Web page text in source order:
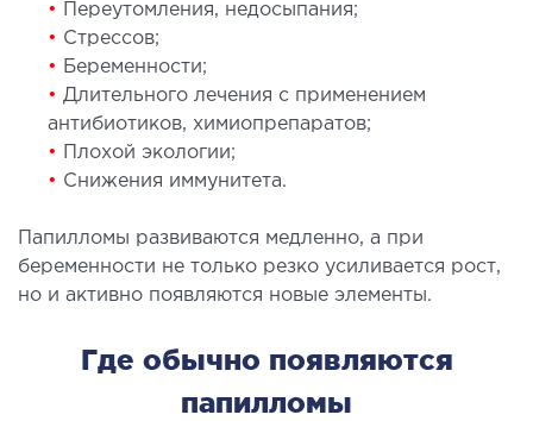
И ДЕРМАТОЛОГИЯ
косметология
косметология
эпиляция
ЗАБОЛЕВАНИЙ ПЕЧЕНИ И
•
Переутомления, недосыпания;
• Стрессов;
• Беременности;
• Длительного лечения с применением
антибиотиков, химиопрепаратов;
•
Плохой экологии;
• Снижения иммунитета.
Папилломы развиваются медленно, а при
беременности не только резко усиливается рост,
но и активно появляются новые элементы.
Где обычно появляются
папилломы